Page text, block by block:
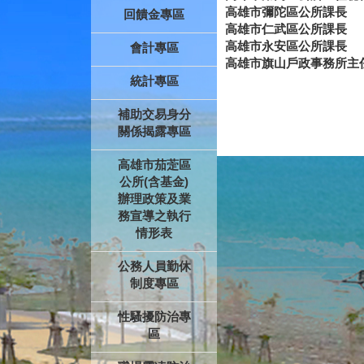
回饋金專區
會計專區
統計專區
補助交易身分
關係揭露專區
高雄市茄萣區
公所(含基金)
辦理政策及業
務宣導之執行
情形表
公務人員勤休
制度專區
性騷擾防治專
區
高雄市彌陀區公所課長
高雄市仁武區公所課長
高雄市永安區公所課長
高雄市旗山戶政事務所主